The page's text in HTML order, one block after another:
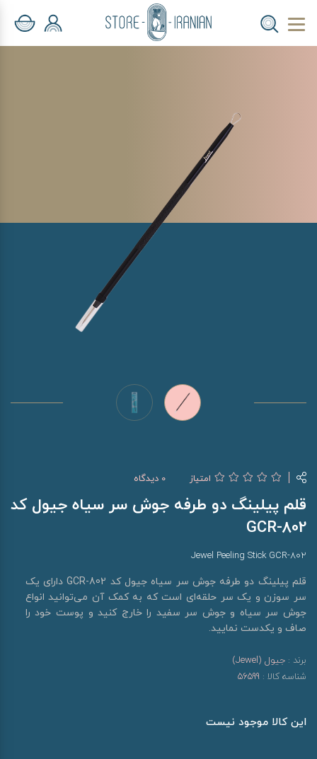
امتیاز 0 دیدگاه
قلم پیلینگ دو طرفه جوش سر سیاه جیول کد
GCR-802
Jewel Peeling Stick GCR-802
قلم پیلینگ دو طرفه جوش سر سیاه جیول کد GCR-802 دارای یک
سر سوزن و یک سر حلقه‌ای است که به کمک آن می‌توانید انواع
جوش سر سیاه و جوش سر سفید را خارج کنید و پوست خود را
صاف و یکدست نمایید.
برند : جیول (Jewel)
شناسه کالا : 56599
این کالا موجود نیست